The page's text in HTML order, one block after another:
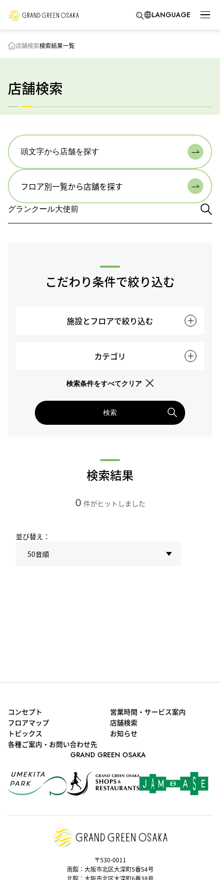
LANGUAGE
店舗検索検索結果一覧
店舗検索
頭文字から店舗を探す
フロア別一覧から店舗を探す
こだわり条件で絞り込む
施設とフロアで絞り込む
カテゴリ
検索条件をすべてクリア
検索
検索結果
0 件がヒットしました
並び替え：
50音順
〒530-0011
南館：大阪市北区大深町5番54号
北館：大阪市北区大深町6番38号
コンセプト
営業時間・サービス案内
フロアマップ
店舗検索
トピックス
お知らせ
各種ご案内・お問い合わせ先
GRAND GREEN OSAKA